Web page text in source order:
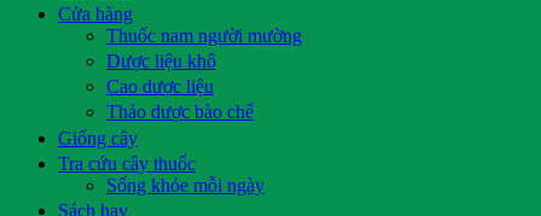
Cửa hàng
Thuốc nam người mường
Dược liệu khô
Cao dược liệu
Thảo dược bào chế
Giống cây
Tra cứu cây thuốc
Sống khỏe mỗi ngày
Sách hay